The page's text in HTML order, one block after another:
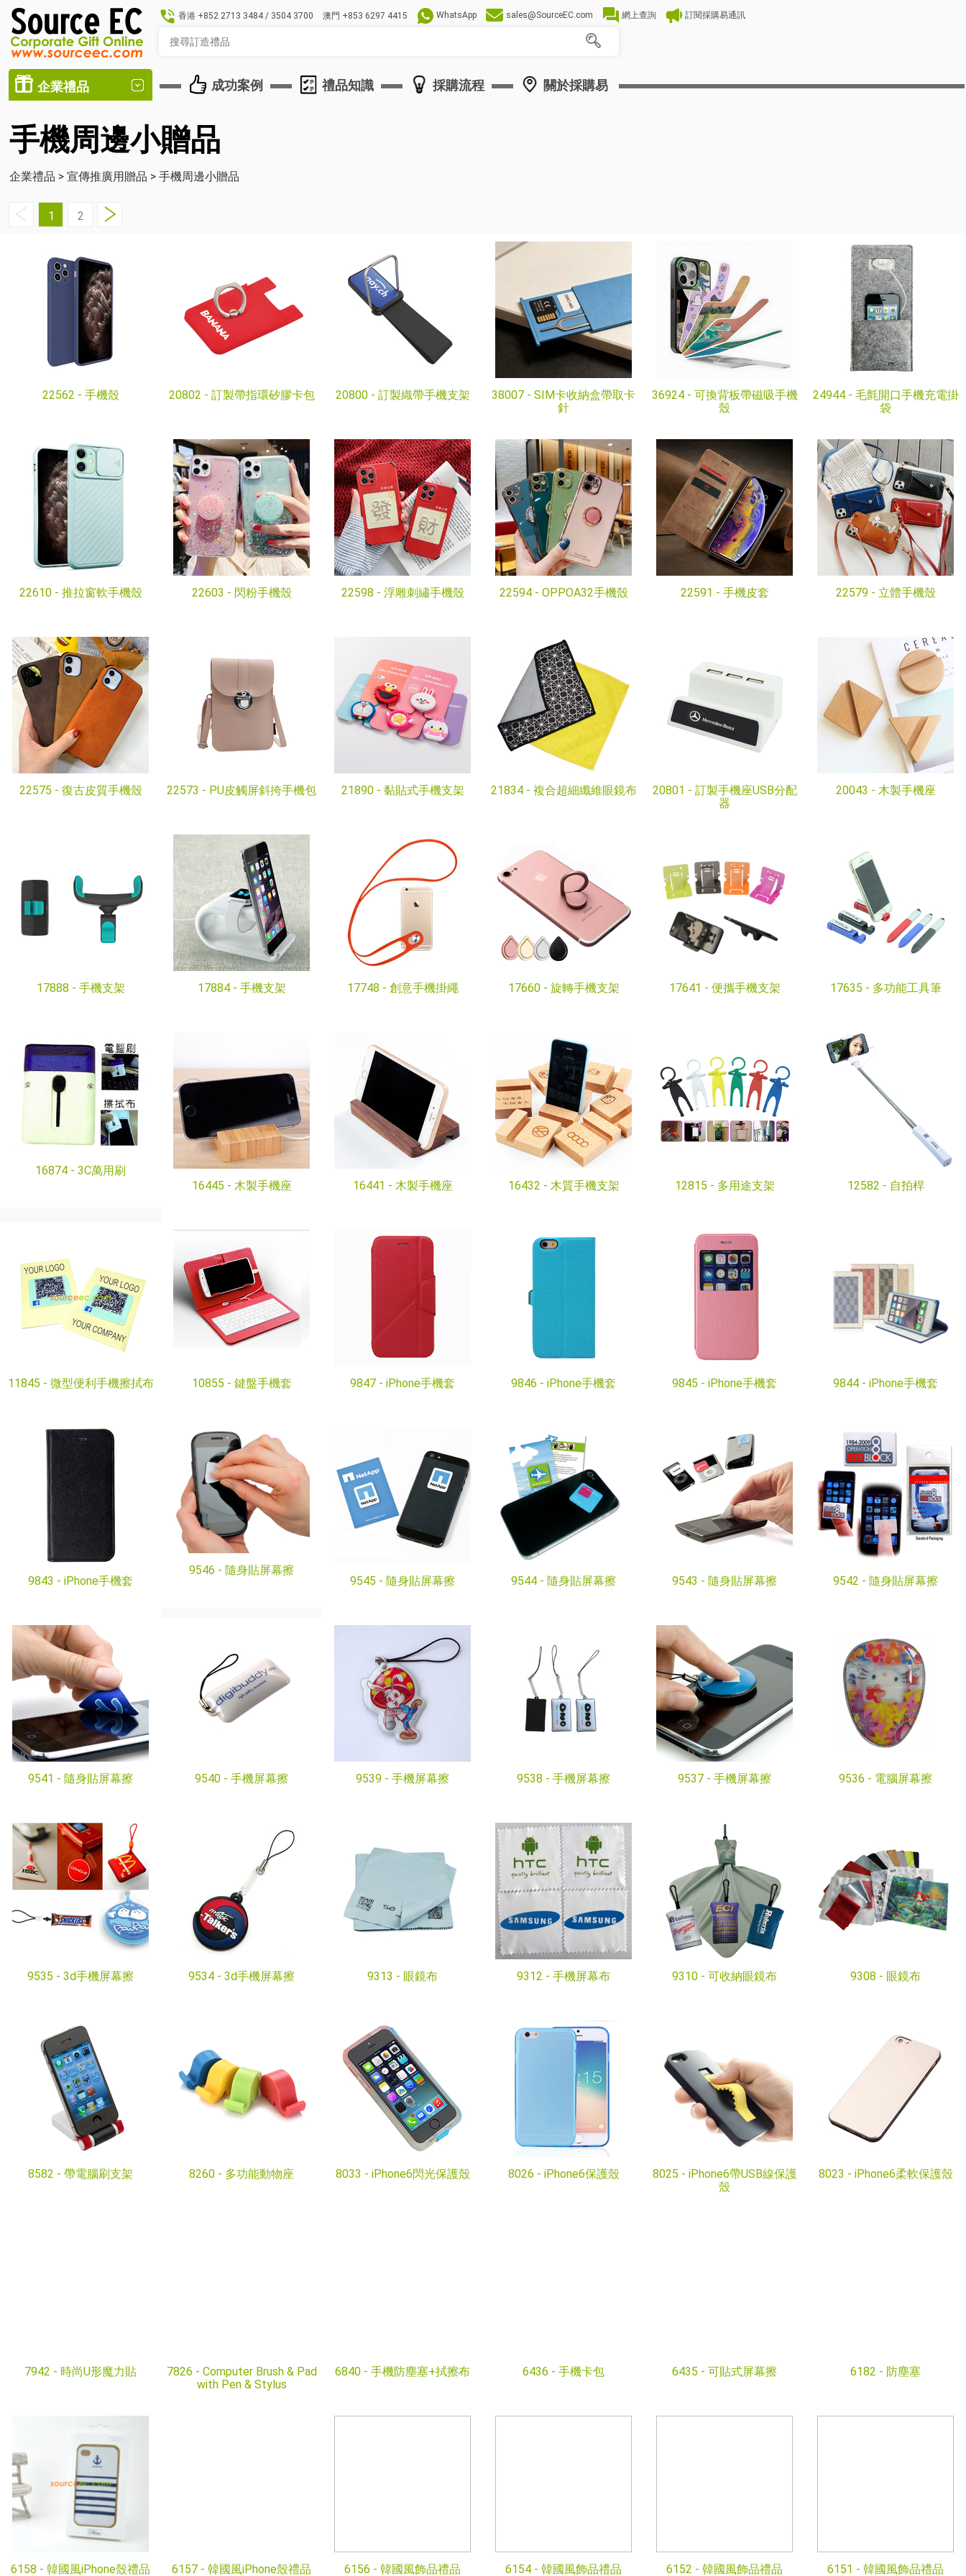
香港 +852 2713 3484 / 3504 3700 澳門 +853 6297 4415 WhatsApp sales@SourceEC.com 網上查詢 訂閱採購易通訊
企業禮品 成功案例 禮品知識 採購流程 關於採購易
手機周邊小贈品
企業禮品 > 宣傳推廣用贈品 > 手機周邊小贈品
1 2
22562 - 手機殼 20802 - 訂製帶指環矽膠卡包 20800 - 訂製織帶手機支架 38007 - SIM卡收納盒帶取卡
針
36924 - 可換背板帶磁吸手機
殼
24944 - 毛氈開口手機充電掛
袋
22610 - 推拉窗軟手機殼 22603 - 閃粉手機殼 22598 - 浮雕刺繡手機殼 22594 - OPPOA32手機殼 22591 - 手機皮套 22579 - 立體手機殼
22575 - 復古皮質手機殼 22573 - PU皮觸屏斜挎手機包 21890 - 黏貼式手機支架 21834 - 複合超細纖維眼鏡布 20801 - 訂製手機座USB分配
器
20043 - 木製手機座
17888 - 手機支架 17884 - 手機支架 17748 - 創意手機掛繩 17660 - 旋轉手機支架 17641 - 便攜手機支架 17635 - 多功能工具筆
16874 - 3C萬用刷
16445 - 木製手機座 16441 - 木製手機座 16432 - 木質手機支架 12815 - 多用途支架 12582 - 自拍桿
11845 - 微型便利手機擦拭布 10855 - 鍵盤手機套 9847 - iPhone手機套 9846 - iPhone手機套 9845 - iPhone手機套 9844 - iPhone手機套
9843 - iPhone手機套
9546 - 隨身貼屏幕擦
9545 - 隨身貼屏幕擦 9544 - 隨身貼屏幕擦 9543 - 隨身貼屏幕擦 9542 - 隨身貼屏幕擦
9541 - 隨身貼屏幕擦 9540 - 手機屏幕擦 9539 - 手機屏幕擦 9538 - 手機屏幕擦 9537 - 手機屏幕擦 9536 - 電腦屏幕擦
9535 - 3d手機屏幕擦 9534 - 3d手機屏幕擦 9313 - 眼鏡布 9312 - 手機屏幕布 9310 - 可收納眼鏡布 9308 - 眼鏡布
8582 - 帶電腦刷支架 8260 - 多功能動物座 8033 - iPhone6​​閃光保護殼 8026 - iPhone6​​保護殼 8025 - iPhone6​​帶USB線保護
殼
8023 - iPhone6​​柔軟保護殼
7942 - 時尚U形魔力貼 7826 - Computer Brush & Pad
with Pen & Stylus
6840 - 手機防塵塞+拭擦布 6436 - 手機卡包 6435 - 可貼式屏幕擦 6182 - 防塵塞
6158 - 韓國風iPhone殼禮品 6157 - 韓國風iPhone殼禮品 6156 - 韓國風飾品禮品 6154 - 韓國風飾品禮品 6152 - 韓國風飾品禮品 6151 - 韓國風飾品禮品